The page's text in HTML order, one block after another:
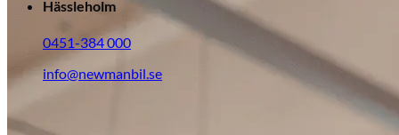
Hässleholm
0451-384 000
info@newmanbil.se